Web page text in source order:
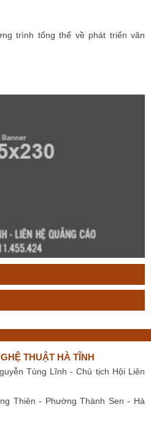
trình tổng thể về phát triển văn
THUẬT HÀ TĨNH
Tùng Lĩnh - Chủ tịch Hội Liên
Thiên - Phường Thành Sen - Hà